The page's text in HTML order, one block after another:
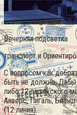
Вечерняя подсветка
транспорт и
С вопросом как
быть не должно. Дабы
либо 12 парижского
Анверс, Пигаль,
(12 линия).